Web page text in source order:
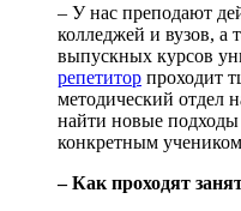
– У нас преподают
колледжей и вузов, а
выпускных курсов
репетитор проходит
методический отдел
найти новые подходы
конкретным
– Как проходят